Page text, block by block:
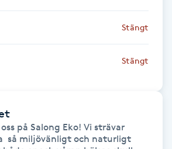
Stängt
Stängt
på Salong Eko! Vi strävar
så miljövänligt och naturligt